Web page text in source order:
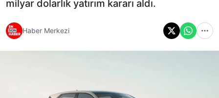
milyar dolarlık yatırım kararı aldı.
Haber Merkezi